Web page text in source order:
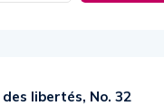
des libertés, No. 32